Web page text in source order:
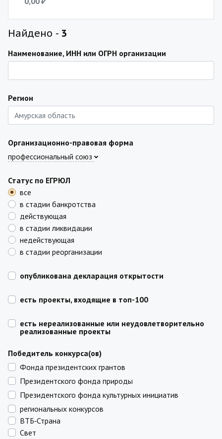
Найдено - 3
Наименование, ИНН или ОГРН организации
Регион
Организационно-правовая форма
профессиональный союз
Статус по ЕГРЮЛ
все
в стадии банкротства
действующая
в стадии ликвидации
недействующая
в стадии реорганизации
опубликована декларация открытости
есть проекты, входящие в топ-100
есть нереализованные или неудовлетворительно
реализованные проекты
Победитель конкурса(ов)
Фонда президентских грантов
Президентского фонда природы
Президентского фонда культурных инициатив
региональных конкурсов
ВТБ‑Страна
Свет